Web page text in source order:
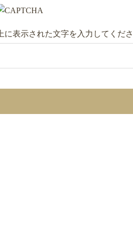
上に表示された文字を入力してくだ